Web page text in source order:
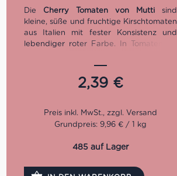
Die Cherry Tomaten von Mutti sind
kleine, süße und fruchtige Kirschtomaten
aus Italien mit fester Konsistenz und
lebendiger roter Farbe. In Tomatensaft
für schnelle Pastasaucen, Pizza,
Focaccia, Fischgerichte und mediterrane
Gemüsepfannen. Zutaten:
Nettogewicht: 400 g. Abtropfgewicht:
2,39 €
Grundpreis: 9,96 € / 1 kg
485 auf Lager